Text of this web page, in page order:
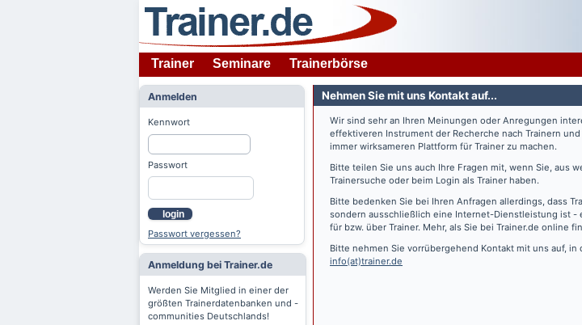
Trainer Seminare Trainerbörse
Anmelden
Kennwort
Passwort
login
Passwort vergessen?
Anmeldung bei Trainer.de
Werden Sie Mitglied in einer der
größten Trainerdatenbanken und -
communities Deutschlands!
Nehmen Sie mit uns Kontakt auf...
Wir sind sehr an Ihren Meinungen oder Anregungen
effektiveren Instrument der Recherche nach Trainern
immer wirksameren Plattform für Trainer zu machen.
Bitte teilen Sie uns auch Ihre Fragen mit, wenn Sie, aus
Trainersuche oder beim Login als Trainer haben.
Bitte bedenken Sie bei Ihren Anfragen allerdings, dass
sondern ausschließlich eine Internet-Dienstleistung ist -
für bzw. über Trainer. Mehr, als Sie bei Trainer.de online
Bitte nehmen Sie vorrübergehend Kontakt mit uns auf,
info(at)trainer.de